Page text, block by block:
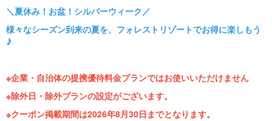
周辺観光
宿泊予約
＼夏休み！お盆！シルバーウィーク／
様々なシーズン到来の夏を、フォレストリゾートでお得に楽しもう
♪
※企業・自治体の提携優待料金プランではお使いいただけません
※除外日・除外プランの設定がございます。
※クーポン掲載期間は2026年8月30日までとなります。